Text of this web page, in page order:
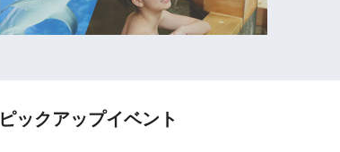
ピックアップイベント